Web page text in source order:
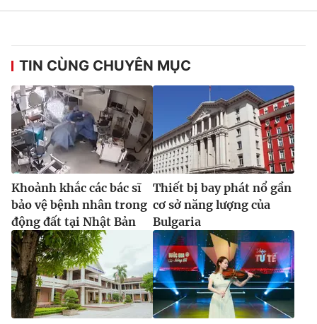
TIN CÙNG CHUYÊN MỤC
Khoảnh khắc các bác sĩ
bảo vệ bệnh nhân trong
động đất tại Nhật Bản
Thiết bị bay phát nổ gần
cơ sở năng lượng của
Bulgaria